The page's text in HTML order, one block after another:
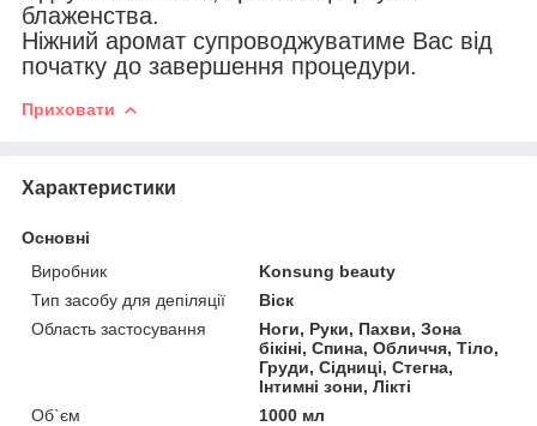
блаженства.
Ніжний аромат супроводжуватиме Вас від
початку до завершення процедури.
Приховати
Характеристики
Основні
Виробник
Konsung beauty
Тип засобу для депіляції
Віск
Область застосування
Ноги, Руки, Пахви, Зона
бікіні, Спина, Обличчя, Тіло,
Груди, Сідниці, Стегна,
Інтимні зони, Лікті
Об`єм
1000 мл